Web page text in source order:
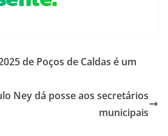
de Poços de Caldas é um
Ney dá posse aos secretários
municipais